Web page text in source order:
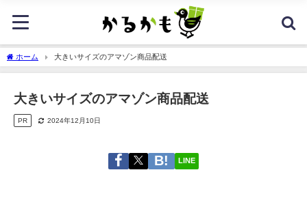
ホーム 大きいサイズのアマゾン商品配送
大きいサイズのアマゾン商品配送
PR 2024年12月10日
LINE